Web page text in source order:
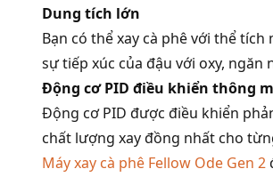
Dung tích lớn
Bạn có thể xay cà phê với thể
sự tiếp xúc của đậu với oxy,
Động cơ PID điều khiển thông
Động cơ PID được điều khiển
chất lượng xay đồng nhất cho
Máy xay cà phê Fellow Ode Gen 2